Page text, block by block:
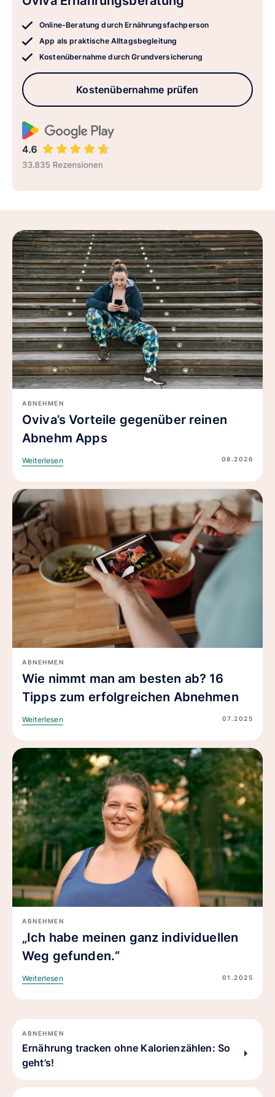
Online-Beratung durch Ernährungsfachperson
App als praktische Alltagsbegleitung
Kostenübernahme durch Grundversicherung
Kostenübernahme prüfen
ABNEHMEN
Oviva’s Vorteile gegenüber reinen
Abnehm Apps
Weiterlesen 08.2026
ABNEHMEN
Wie nimmt man am besten ab? 16
Tipps zum erfolgreichen Abnehmen
Weiterlesen 07.2025
ABNEHMEN
„Ich habe meinen ganz individuellen
Weg gefunden.“
Weiterlesen 01.2025
ABNEHMEN
Ernährung tracken ohne Kalorienzählen: So
geht’s!